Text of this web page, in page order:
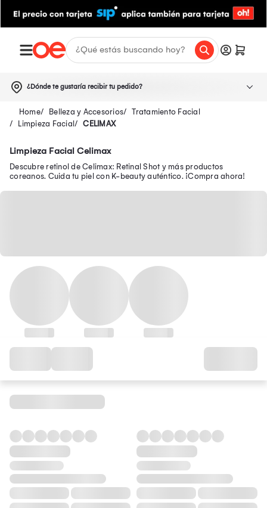
¿Dónde te gustaría recibir tu pedido?
Belleza y Accesorios
Tratamiento Facial
Limpieza Facial
CELIMAX
Limpieza Facial Celimax
Descubre retinol de Celimax: Retinal Shot y más productos
coreanos. Cuida tu piel con K-beauty auténtico. ¡Compra ahora!